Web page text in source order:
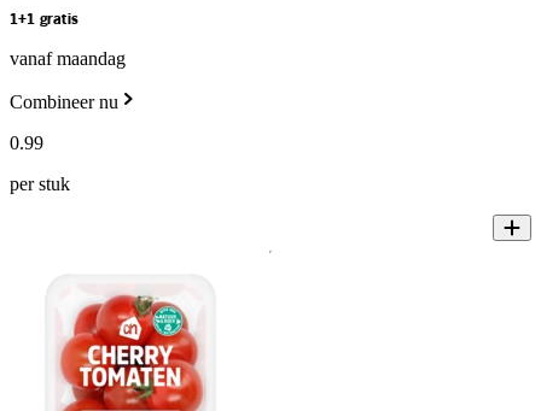
1+1 gratis
vanaf maandag
Combineer nu
0.99
per stuk